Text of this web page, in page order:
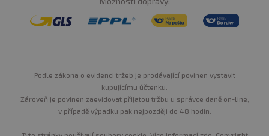
Podle zákona o evidenci tržeb je prodávající povinen vystavit
kupujícímu účtenku.
Zároveň je povinen zaevidovat přijatou tržbu u správce daně on-line,
v případě výpadku pak nejpozději do 48 hodin.